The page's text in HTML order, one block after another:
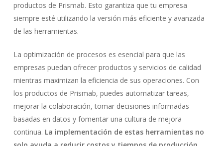
productos de Prismab. Esto garantiza que tu empresa
siempre esté utilizando la versión más eficiente y avanzada
de las herramientas.
La optimización de procesos es esencial para que las
empresas puedan ofrecer productos y servicios de calidad
mientras maximizan la eficiencia de sus operaciones. Con
los productos de Prismab, puedes automatizar tareas,
mejorar la colaboración, tomar decisiones informadas
basadas en datos y fomentar una cultura de mejora
continua. La implementación de estas herramientas no